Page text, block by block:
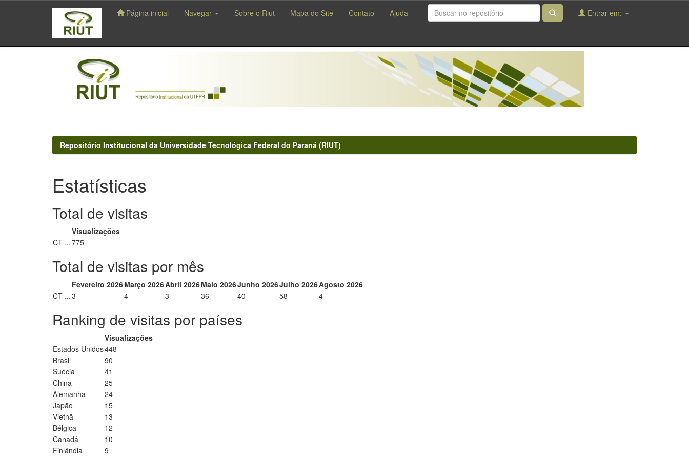
navigation
Página inicial Navegar Sobre o Riut Mapa do Site Contato Ajuda Entrar em:
Repositório Institucional da Universidade Tecnológica Federal do Paraná (RIUT)
Estatísticas
Total de visitas
Visualizações
CT ...775
Total de visitas por mês
Fevereiro 2026Março 2026Abril 2026Maio 2026Junho 2026Julho 2026Agosto 2026
CT ...3 4 3 36 40 58 4
Ranking de visitas por países
Visualizações
Estados Unidos448
Brasil
90
Suécia
41
China
25
Alemanha
24
Japão
15
Vietnã
13
Bélgica
12
Canadá
10
Finlândia
9